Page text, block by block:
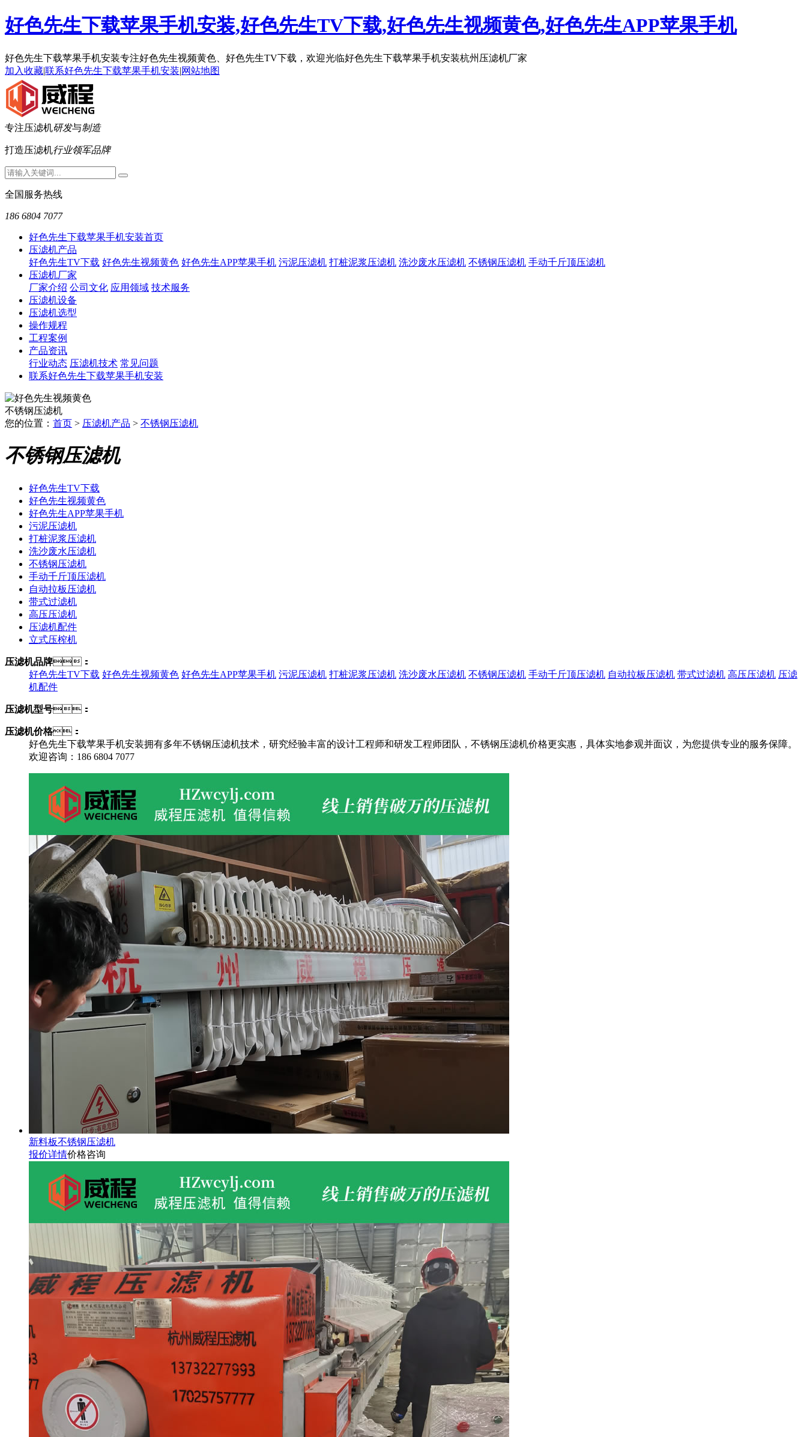
好色先生下载苹果手机安装,好色先生TV下载,好色先生视频黄色,好色先生APP苹果手机
好色先生下载苹果手机安装专注好色先生视频黄色、好色先生TV下载，欢迎光临好色先生下载苹果手机安装杭州压滤机厂家
加入收藏|联系好色先生下载苹果手机安装|网站地图
专注压滤机研发与制造
打造压滤机行业领军品牌
全国服务热线
186 6804 7077
好色先生下载苹果手机安装首页
压滤机产品
好色先生TV下载 好色先生视频黄色 好色先生APP苹果手机 污泥压滤机 打桩泥浆压滤机 洗沙废水压滤机 不锈钢压滤机 手动千斤顶压滤机
压滤机厂家
厂家介绍 公司文化 应用领域 技术服务
压滤机设备
压滤机选型
操作规程
工程案例
产品资讯
行业动态 压滤机技术 常见问题
联系好色先生下载苹果手机安装
不锈钢压滤机
您的位置： 首页 > 压滤机产品 > 不锈钢压滤机
不锈钢压滤机
好色先生TV下载
好色先生视频黄色
好色先生APP苹果手机
污泥压滤机
打桩泥浆压滤机
洗沙废水压滤机
不锈钢压滤机
手动千斤顶压滤机
自动拉板压滤机
带式过滤机
高压压滤机
压滤机配件
立式压榨机
压滤机品牌：
好色先生TV下载 好色先生视频黄色 好色先生APP苹果手机 污泥压滤机 打桩泥浆压滤机 洗沙废水压滤机 不锈钢压滤机 手动千斤顶压滤机 自动拉板压滤机 带式过滤机 高压压滤机 压滤
机配件
压滤机型号：
压滤机价格：
好色先生下载苹果手机安装拥有多年不锈钢压滤机技术，研究经验丰富的设计工程师和研发工程师团队，不锈钢压滤机价格更实惠，具体实地参观并面议，为您提供专业的服务保障。
欢迎咨询：186 6804 7077
新料板不锈钢压滤机
报价详情价格咨询